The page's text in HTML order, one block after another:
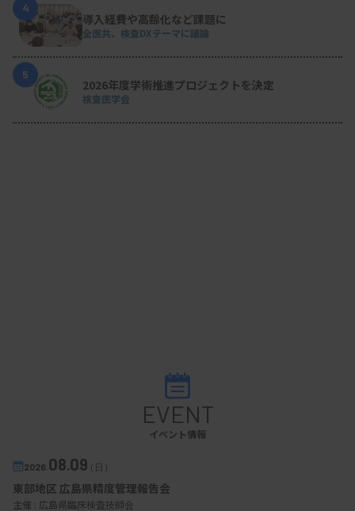
4
導入経費や高齢化など課題に
全医共、検査DXテーマに議論
5
2026年度学術推進プロジェクトを決定
検査医学会
EVENT
イベント情報
2026. 08.09（日）
東部地区 広島県精度管理報告会
主催 : 広島県臨床検査技師会